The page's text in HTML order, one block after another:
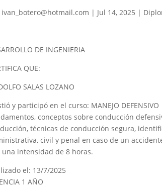
ivan_botero@hotmail.com | Jul 14, 2025 |
DE INGENIERIA
QUE:
SALAS LOZANO
y participó en el curso: MANEJO DEFENSIVO
conceptos sobre conducción
técnicas de conducción segura,
civil y penal en caso de un
una intensidad de 8 horas.
el: 13/7/2025
1 AÑO